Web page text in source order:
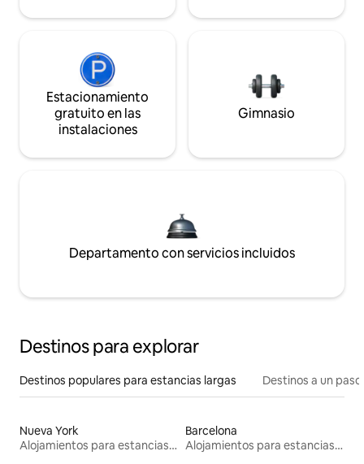
Estacionamiento
gratuito en las
instalaciones
Gimnasio
Departamento con servicios incluidos
Destinos para explorar
Destinos populares para estancias largas Destinos a un
Nueva York
Alojamientos para estancias largas
Barcelona
Alojamientos para estancias largas